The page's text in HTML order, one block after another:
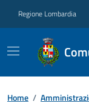
Regione Lombardia
Home /